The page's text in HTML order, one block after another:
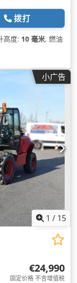
拨打
高度: 10 毫米, 燃油
小广告
1 / 15
€24,990
固定价格 不含增值税